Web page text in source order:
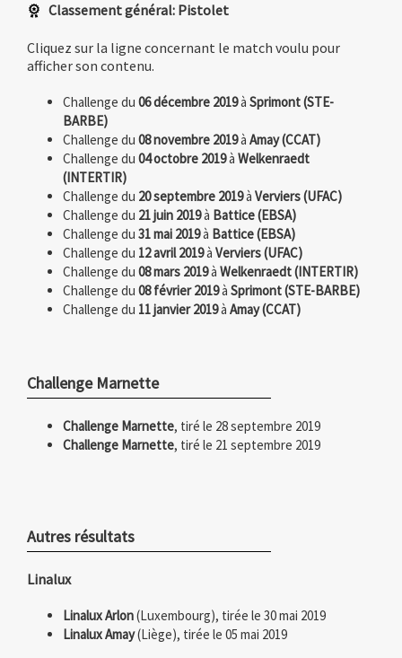
Classement général: Pistolet
Cliquez sur la ligne concernant le match voulu pour
afficher son contenu.
Challenge du 06 décembre 2019à Sprimont (STE-
BARBE)
Challenge du 08 novembre 2019à Amay (CCAT)
Challenge du 04 octobre 2019à Welkenraedt
(INTERTIR)
Challenge du 20 septembre 2019à Verviers (UFAC)
Challenge du 21 juin 2019à Battice (EBSA)
Challenge du 31 mai 2019à Battice (EBSA)
Challenge du 12 avril 2019à Verviers (UFAC)
Challenge du 08 mars 2019à Welkenraedt (INTERTIR)
Challenge du 08 février 2019à Sprimont (STE-BARBE)
Challenge du 11 janvier 2019à Amay (CCAT)
Challenge Marnette
Challenge Marnette, tiré le 28 septembre 2019
Challenge Marnette, tiré le 21 septembre 2019
Autres résultats
Linalux
Linalux Arlon(Luxembourg), tirée le 30 mai 2019
Linalux Amay(Liège), tirée le 05 mai 2019